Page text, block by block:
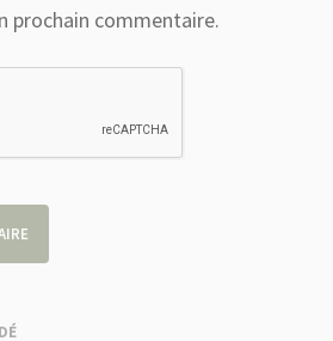
prochain commentaire.